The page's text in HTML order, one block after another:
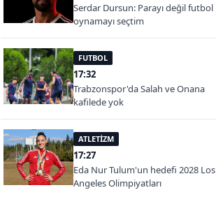
Serdar Dursun: Parayı değil futbol
oynamayı seçtim
FUTBOL
17:32
Trabzonspor'da Salah ve Onana
kafilede yok
ATLETİZM
17:27
Eda Nur Tulum'un hedefi 2028 Los
Angeles Olimpiyatları